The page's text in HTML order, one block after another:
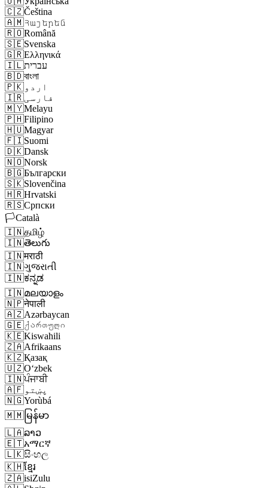
🇨🇿Čeština
🇦🇲Հայերեն
🇷🇴Română
🇸🇪Svenska
🇬🇷Ελληνικά
🇮🇱עברית
🇧🇩বাংলা
🇵🇰اردو
🇮🇷فارسی
🇲🇾Melayu
🇵🇭Filipino
🇭🇺Magyar
🇫🇮Suomi
🇩🇰Dansk
🇳🇴Norsk
🇧🇬Български
🇸🇰Slovenčina
🇭🇷Hrvatski
🇷🇸Српски
🏳️Català
🇮🇳தமிழ்
🇮🇳తెలుగు
🇮🇳मराठी
🇮🇳ગુજરાતી
🇮🇳ಕನ್ನಡ
🇮🇳മലയാളം
🇳🇵नेपाली
🇦🇿Azərbaycan
🇬🇪ქართული
🇰🇪Kiswahili
🇿🇦Afrikaans
🇰🇿Қазақ
🇺🇿Oʻzbek
🇮🇳ਪੰਜਾਬੀ
🇦🇫پښتو
🇳🇬Yorùbá
🇲🇲 မြန်မာ
🇱🇦ລາວ
🇪🇹አማርኛ
🇱🇰සිංහල
🇰🇭ខ្មែរ
🇿🇦isiZulu